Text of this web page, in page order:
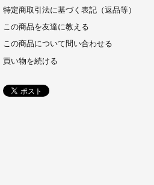
特定商取引法に基づく表記（返品等）
この商品を友達に教える
この商品について問い合わせる
買い物を続ける